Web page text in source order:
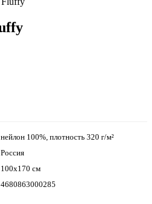
нейлон 100%, плотность 320 г/м²
Россия
100х170 см
4680863000285